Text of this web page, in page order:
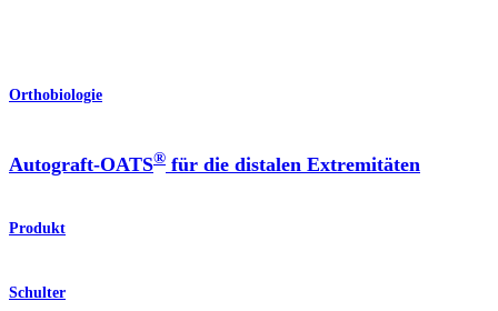
Orthobiologie
Autograft-OATS® für die distalen Extremitäten
Produkt
Schulter